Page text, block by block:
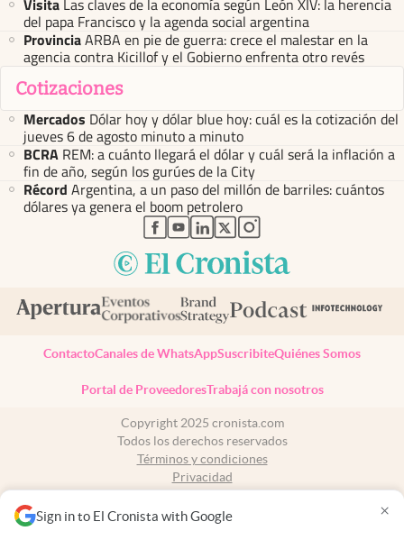
Sign in to El Cronista with Google ×
del papa Francisco y la agenda social argentina
ProvinciaARBA en pie de guerra: crece el malestar en la
agencia contra Kicillof y el Gobierno enfrenta otro revés
Cotizaciones
Mercados Dólar hoy y dólar blue hoy: cuál es la cotización del
jueves 6 de agosto minuto a minuto
BCRA REM: a cuánto llegará el dólar y cuál será la inflación a
fin de año, según los gurúes de la City
Récord Argentina, a un paso del millón de barriles: cuántos
dólares ya genera el boom petrolero
abre en nueva pestaña
abre en nueva pestaña
abre en nueva pestaña
abre en nueva pestaña
abre en nueva pestaña
ContactoCanales de WhatsAppSuscribiteQuiénes Somos
Portal de ProveedoresTrabajá con nosotros
Copyright 2025 cronista.com
Todos los derechos reservados
Términos y condiciones
Privacidad
Tel: +54 11 7078-3270